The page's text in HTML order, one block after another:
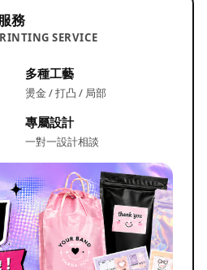
務
SERVICE
多種工藝
燙金 / 打凸 / 局部
專屬設計
一對一設計相談